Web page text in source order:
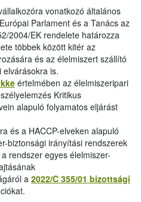
vonatkozó általános
Parlament és a Tanács az
2004/EK rendelete határozza
többek között kitér az
és az élelmiszert szállító
elvárásokra is.
értelmében az élelmiszeripari
Kritikus
alapuló folyamatos eljárást
és a HACCP-elveken alapuló
biztonsági irányítási rendszerek
rendszer egyes élelmiszer-
a 2022/C 355/01 bizottsági